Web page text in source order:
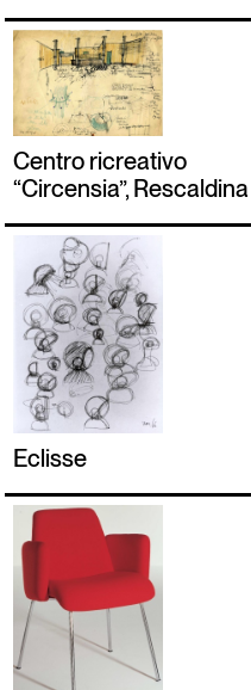
Centro ricreativo
“Circensia”, Rescaldina
Eclisse